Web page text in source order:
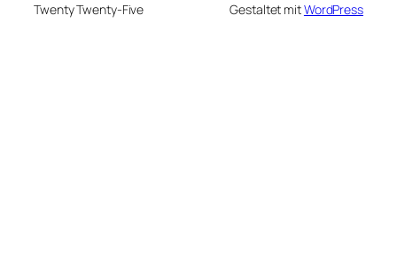
Twenty Twenty-Five Gestaltet mitWordPress